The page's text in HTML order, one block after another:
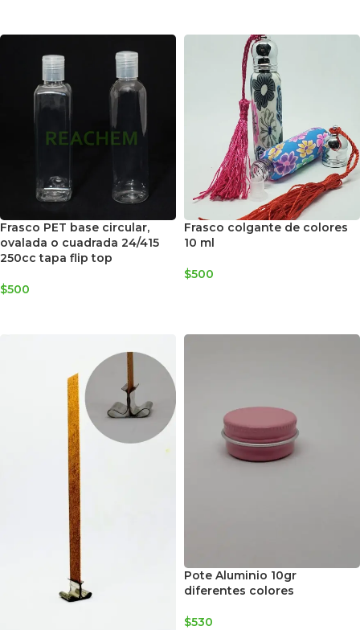
Frasco PET base circular,
ovalada o cuadrada 24/415
250cc tapa flip top
$500
Frasco colgante de colores
10 ml
$500
Pote Aluminio 10gr
diferentes colores
$530